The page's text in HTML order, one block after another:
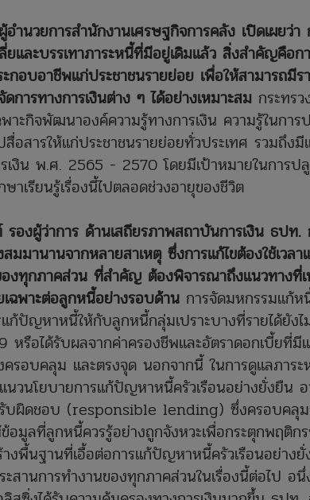
ำนวยการสำนักงานเศรษฐกิจการคลัง เปิดเผยว่า
ยและบรรเทาภาระหนี้ที่มีอยู่เดิมแล้ว สิ่งสำคัญคือกา
กอบอาชีพแก่ประชาชนรายย่อย เพื่อให้สามารถมีร
การทางการเงินต่าง ๆ ได้อย่างเหมาะสม กระทรว
าะกิจพัฒนาองค์ความรู้ทางการเงิน ความรู้ในการ
อสารให้แก่ประชาชนรายย่อยทั่วประเทศ รวมถึงมี
งิน พ.ศ. 2565 - 2570 โดยมีเป้าหมายในการปลูก
าเรียนรู้เรื่องนี้ไปตลอดช่วงอายุของชีวิต
งผู้ว่าการ ด้านเสถียรภาพสถาบันการเงิน ธปท. ก
านานจากหลายสาเหตุ ซึ่งการแก้ไขต้องใช้เวลาแ
งทุกภาคส่วน ที่สำคัญ ต้องพิจารณาถึงแนวทางที่เ
เฉพาะต่อลูกหนี้อย่างรอบด้าน การจัดมหกรรมแก้ห
ก้ปัญหาหนี้ให้กับลูกหนี้กลุ่มเปราะบางที่รายได้ยัง
หรือได้รับผลจากค่าครองชีพและอัตราดอกเบี้ยที่มีแ
รอบคลุม และตรงจุด นอกจากนี้ ในการดูแลภาระ
วนโยบายการแก้ปัญหาหนี้ครัวเรือนอย่างยั่งยืน อ
บผิดชอบ (responsible lending) ซึ่งครอบคลุม
มูลที่ลูกหนี้ควรรู้อย่างถูกจังหวะเพื่อกระตุกพฤติกรร
งพื้นฐานที่เอื้อต่อการแก้ปัญหาหนี้ครัวเรือนอย่างยั่
สานการทำงานของทุกภาคส่วนในเรื่องนี้ต่อไป อนึ่